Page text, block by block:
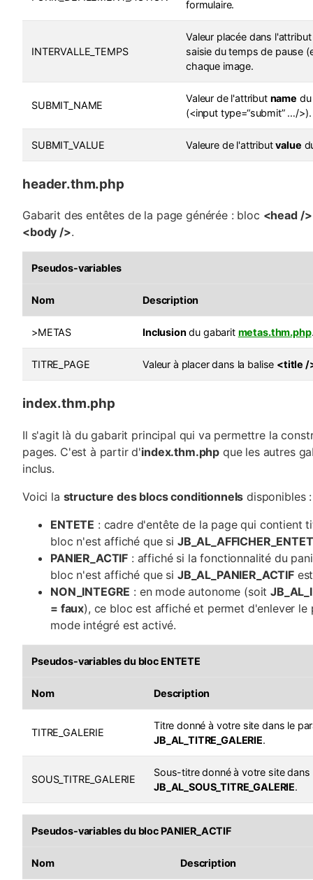
formulaire.
INTERVALLE_TEMPS
Valeur placée dans
saisie du temps de pause
chaque image.
SUBMIT_NAME
Valeur de l'attribut name
(<input type=“submit” …/>).
SUBMIT_VALUE Valeure de l'attributvalue
header.thm.php
Gabarit des entêtes de la page générée : bloc <head />
<body />.
Pseudos-variables
Nom Description
>METAS Inclusion du gabarit metas.thm.php
TITRE_PAGE Valeur à placer dans la balise <title /
index.thm.php
Il s'agit là du gabarit principal qui va permettre la
pages. C'est à partir d'index.thm.php que les autres
inclus.
Voici la structure des blocs conditionnels disponibles :
ENTETE : cadre d'entête de la page qui contient
bloc n'est affiché que si
PANIER_ACTIF : affiché si la fonctionnalité du
bloc n'est affiché que si JB_AL_PANIER_ACTIF
NON_INTEGRE : en mode autonome (soit
= faux), ce bloc est affiché et permet d'enlever le
mode intégré est activé.
Pseudos-variables du bloc ENTETE
Nom Description
TITRE_GALERIE
Titre donné à votre site dans le
JB_AL_TITRE_GALERIE.
SOUS_TITRE_GALERIE
Sous-titre donné à votre site dans
JB_AL_SOUS_TITRE_GALERIE.
Pseudos-variables du bloc PANIER_ACTIF
Nom Description